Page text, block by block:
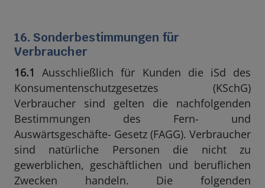
16. Sonderbestimmungen für
Verbraucher
16.1
Ausschließlich für Kunden die iSd des
Konsumentenschutzgesetzes (KSchG)
Verbraucher sind gelten die nachfolgenden
Bestimmungen des Fern- und
Auswärtsgeschäfte- Gesetz (FAGG). Verbraucher
sind natürliche Personen die nicht zu
gewerblichen, geschäftlichen und beruflichen
Zwecken handeln. Die folgenden